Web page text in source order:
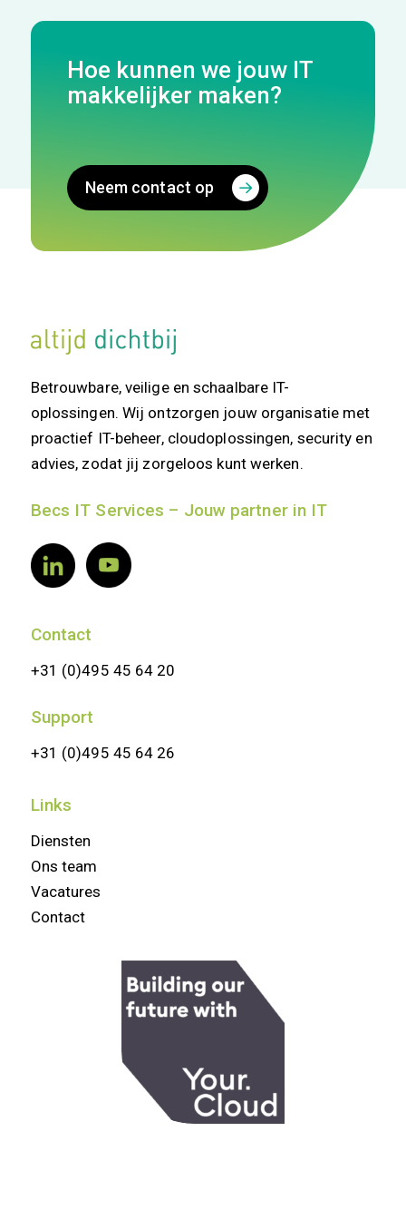
Hoe kunnen we jouw IT
makkelijker maken?
Neem contact op
Betrouwbare, veilige en schaalbare IT-
oplossingen. Wij ontzorgen jouw organisatie met
proactief IT-beheer, cloudoplossingen, security en
advies, zodat jij zorgeloos kunt werken.
Becs IT Services – Jouw partner in IT
Contact
+31 (0)495 45 64 20
Support
+31 (0)495 45 64 26
Links
Diensten
Ons team
Vacatures
Contact